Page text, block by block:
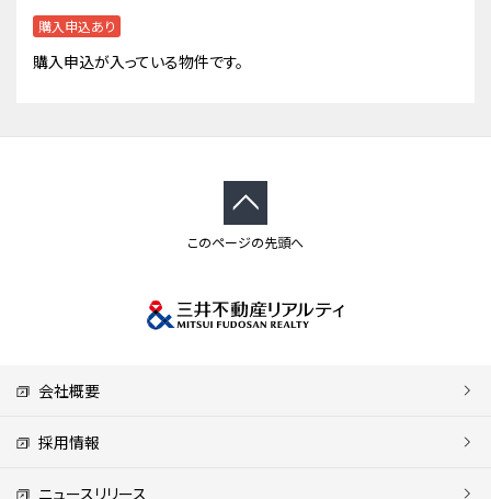
購入申込あり
購入申込が入っている物件です。
このページの先頭へ
会社概要
採用情報
ニュースリリース